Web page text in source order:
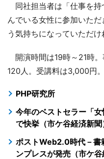
同社担当者は「仕事を持
んでいる女性に参加いた
う気持ちになっていただけ
開演時間は19時～21時
120人。受講料は3,000円。
PHP研究所
今年のベストセラー「
で快挙（市ケ谷経済新聞
ポストWeb2.0時代－書
ンプレスが発売（市ケ谷